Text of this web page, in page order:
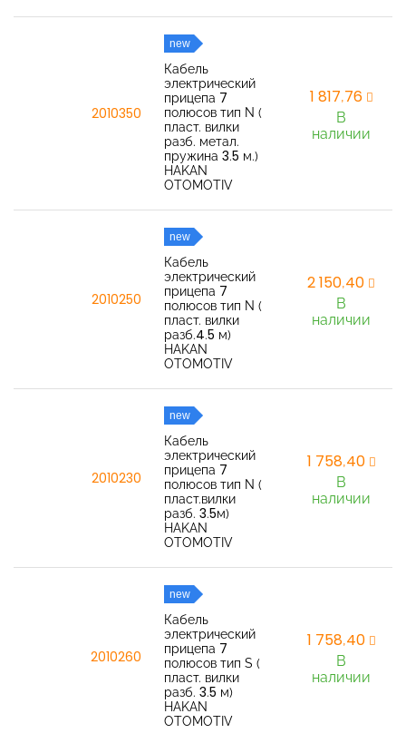
2010350
new
Кабель
электрический
прицепа 7
полюсов тип N (
пласт. вилки
разб. метал.
пружина 3.5 м.)
HAKAN
OTOMOTIV
1 817,76
В
наличии
2010250
new
Кабель
электрический
прицепа 7
полюсов тип N (
пласт. вилки
разб.4.5 м)
HAKAN
OTOMOTIV
2 150,40
В
наличии
2010230
new
Кабель
электрический
прицепа 7
полюсов тип N (
пласт.вилки
разб. 3.5м)
HAKAN
OTOMOTIV
1 758,40
В
наличии
2010260
new
Кабель
электрический
прицепа 7
полюсов тип S (
пласт. вилки
разб. 3.5 м)
HAKAN
OTOMOTIV
1 758,40
В
наличии